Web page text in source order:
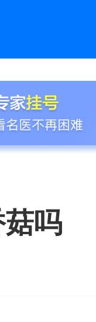
吗